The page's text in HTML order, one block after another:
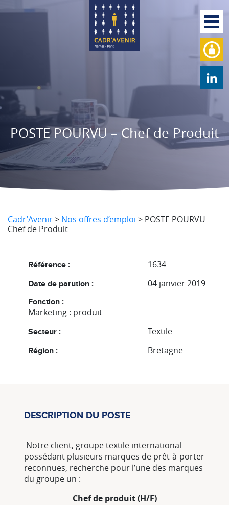
POSTE POURVU – Chef de Produit
Cadr'Avenir> Nos offres d’emploi > POSTE POURVU –
Chef de Produit
Référence : 1634
Date de parution : 04 janvier 2019
Fonction :
Marketing : produit
Secteur : Textile
Région : Bretagne
DESCRIPTION DU POSTE
Notre client, groupe textile international
possédant plusieurs marques de prêt-à-porter
reconnues, recherche pour l’une des marques
du groupe un :
Chef de produit (H/F)